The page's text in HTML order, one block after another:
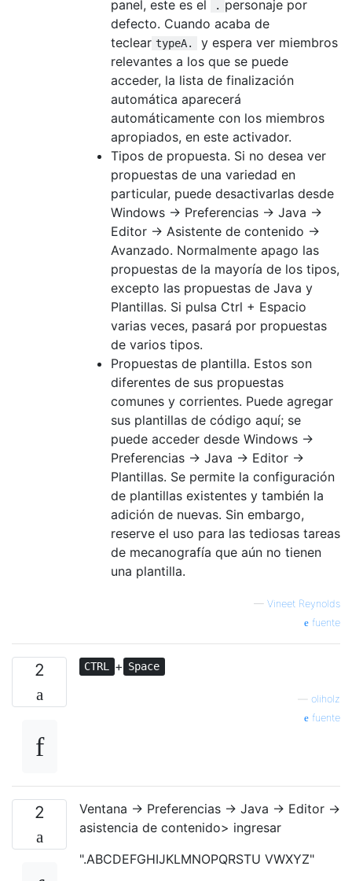
panel, este es el . personaje por
defecto. Cuando acaba de
teclear typeA.
y espera ver miembros
relevantes a los que se puede
acceder, la lista de finalización
automática aparecerá
automáticamente con los miembros
apropiados, en este activador.
Tipos de propuesta. Si no desea ver
propuestas de una variedad en
particular, puede desactivarlas desde
Windows -> Preferencias -> Java ->
Editor -> Asistente de contenido ->
Avanzado. Normalmente apago las
propuestas de la mayoría de los tipos,
excepto las propuestas de Java y
Plantillas. Si pulsa Ctrl + Espacio
varias veces, pasará por propuestas
de varios tipos.
Propuestas de plantilla. Estos son
diferentes de sus propuestas
comunes y corrientes. Puede agregar
sus plantillas de código aquí; se
puede acceder desde Windows ->
Preferencias -> Java -> Editor ->
Plantillas. Se permite la configuración
de plantillas existentes y también la
adición de nuevas. Sin embargo,
reserve el uso para las tediosas tareas
de mecanografía que aún no tienen
una plantilla.
— Vineet Reynolds
fuente
2 CTRL + Space
oliholz
fuente
2
Ventana -> Preferencias -> Java -> Editor ->
asistencia de contenido> ingresar
".ABCDEFGHIJKLMNOPQRSTU VWXYZ"